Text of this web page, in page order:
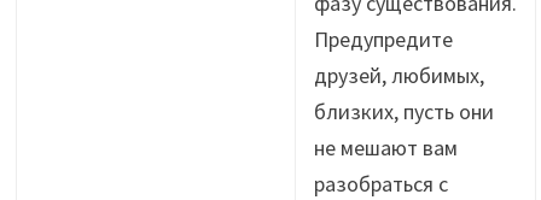
Предупредите
друзей, любимых,
близких, пусть они
не мешают вам
разобраться с